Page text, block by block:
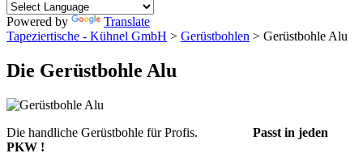
Powered by
Translate
Tapeziertische - Kühnel GmbH > Gerüstbohlen > Gerüstbohle Alu
Die Gerüstbohle Alu
Die handliche Gerüstbohle für Profis. Passt in jeden
PKW !